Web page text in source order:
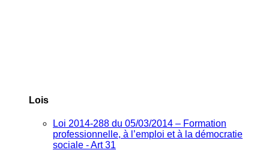
Lois
Loi 2014-288 du 05/03/2014 – Formation
professionnelle, à l’emploi et à la démocratie
sociale - Art 31